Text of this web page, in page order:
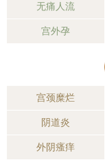
无痛人流
宫外孕
宫颈糜烂
阴道炎
外阴瘙痒